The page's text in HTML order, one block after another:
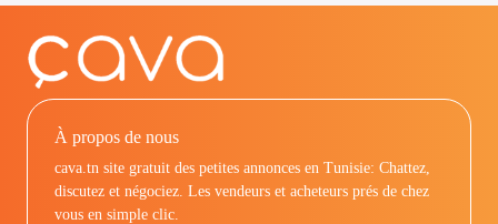
À propos de nous
cava.tn site gratuit des petites annonces en Tunisie: Chattez,
discutez et négociez. Les vendeurs et acheteurs prés de chez
vous en simple clic.